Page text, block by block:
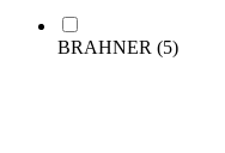
BRAHNER (5)